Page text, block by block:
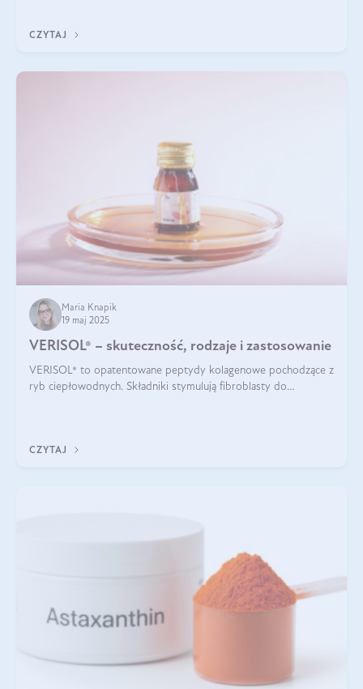
CZYTAJ
Maria Knapik
19 maj 2025
VERISOL® – skuteczność, rodzaje i zastosowanie
VERISOL® to opatentowane peptydy kolagenowe pochodzące z
ryb ciepłowodnych. Składniki stymulują fibroblasty do
CZYTAJ